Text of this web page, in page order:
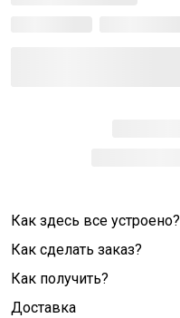
Как здесь все устроено?
Как сделать заказ?
Как получить?
Доставка